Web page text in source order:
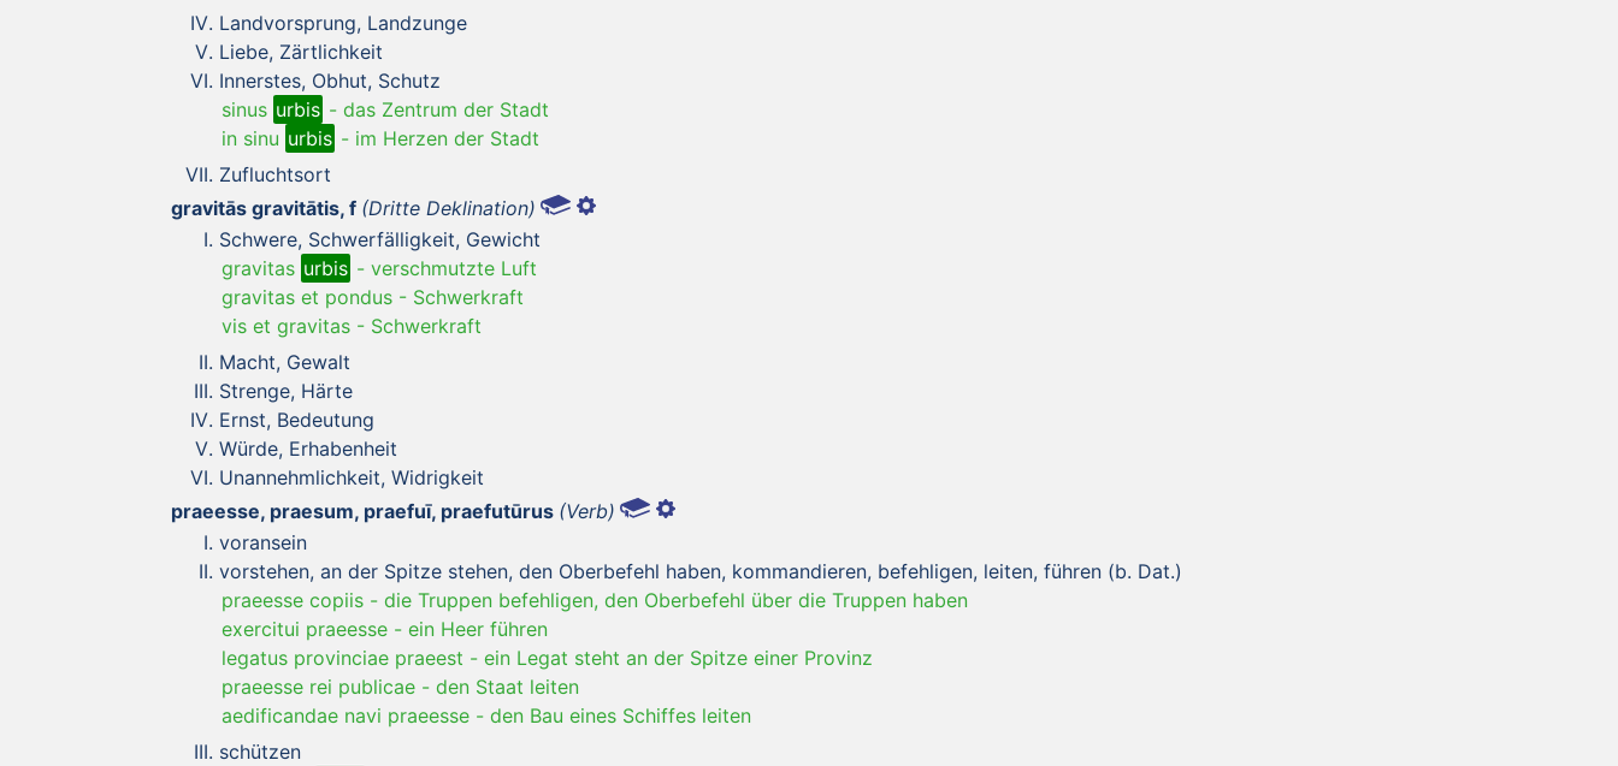
Landvorsprung, Landzunge
Liebe, Zärtlichkeit
Innerstes, Obhut, Schutz
sinus urbis - das Zentrum der Stadt
in sinu urbis - im Herzen der Stadt
Zufluchtsort
gravitās gravitātis, f (Dritte Deklination)
Schwere, Schwerfälligkeit, Gewicht
gravitas urbis - verschmutzte Luft
gravitas et pondus - Schwerkraft
vis et gravitas - Schwerkraft
Macht, Gewalt
Strenge, Härte
Ernst, Bedeutung
Würde, Erhabenheit
Unannehmlichkeit, Widrigkeit
praeesse, praesum, praefuī, praefutūrus (Verb)
voransein
vorstehen, an der Spitze stehen, den Oberbefehl haben, kommandieren, befehligen, leiten, führen (b. Dat.)
praeesse copiis - die Truppen befehligen, den Oberbefehl über die Truppen haben
exercitui praeesse - ein Heer führen
legatus provinciae praeest - ein Legat steht an der Spitze einer Provinz
praeesse rei publicae - den Staat leiten
aedificandae navi praeesse - den Bau eines Schiffes leiten
schützen